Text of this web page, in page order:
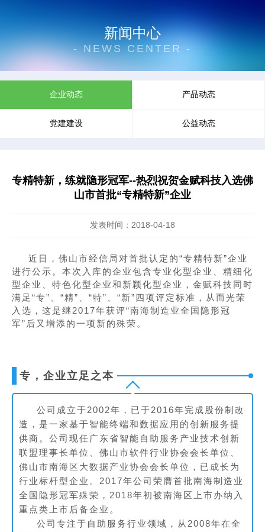
新闻中心
- NEWS CENTER -
企业动态 产品动态
党建建设 公益动态
专精特新，练就隐形冠军--热烈祝贺金赋科技入选佛
山市首批“专精特新”企业
发表时间：2018-04-18
近日，佛山市经信局对首批认定的“专精特新”企业
进行公示。本次入库的企业包含专业化型企业、精细化
型企业、特色化型企业和新颖化型企业，金赋科技同时
满足“专”、“精”、“特”、“新”四项评定标准，从而光荣
入选，这是继2017年获评“南海制造业全国隐形冠
军”后又增添的一项新的殊荣。
专，企业立足之本
公司成立于2002年，已于2016年完成股份制改
造，是一家基于智能终端和数据应用的创新服务提
供商。公司现任广东省智能自助服务产业技术创新
联盟理事长单位、佛山市软件行业协会会长单位、
佛山市南海区大数据产业协会会长单位，已成长为
行业标杆型企业。2017年公司荣膺首批南海制造业
全国隐形冠军殊荣，2018年初被南海区上市办纳入
重点类上市后备企业。
公司专注于自助服务行业领域，从2008年在全